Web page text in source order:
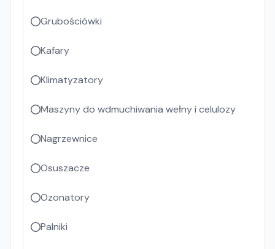
Grubościówki
Kafary
Klimatyzatory
Maszyny do wdmuchiwania wełny i celulozy
Nagrzewnice
Osuszacze
Ozonatory
Palniki